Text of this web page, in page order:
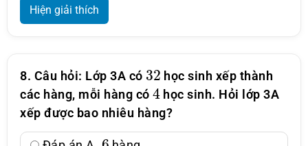
Hiện giải thích
8. Câu hỏi: Lớp 3A có
32
học sinh xếp thành
các hàng, mỗi hàng có
4
học sinh. Hỏi lớp 3A
xếp được bao nhiêu hàng?
6